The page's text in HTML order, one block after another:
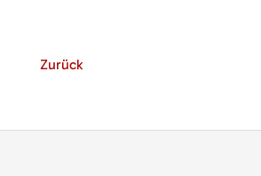
Zurück